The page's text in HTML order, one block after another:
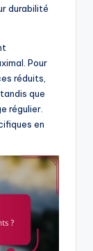
durabilité
Pour
réduits,
que
régulier.
en